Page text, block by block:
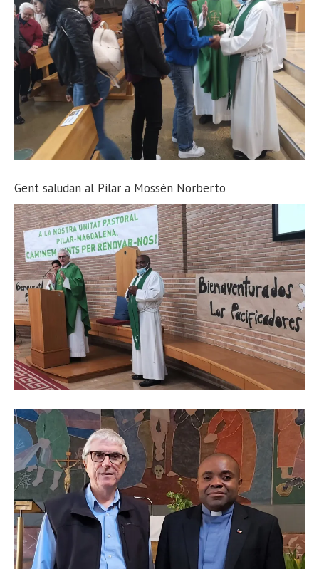
Gent saludan al Pilar a Mossèn Norberto